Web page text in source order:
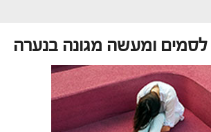
ומעשה מגונה בנערה